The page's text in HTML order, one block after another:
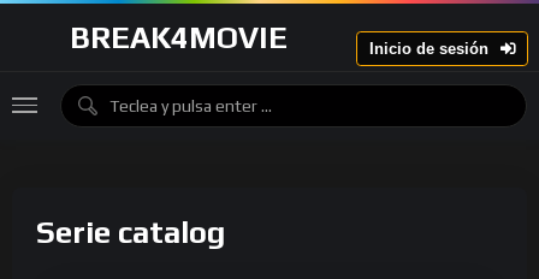
BREAK4MOVIE Inicio de sesión
Serie catalog